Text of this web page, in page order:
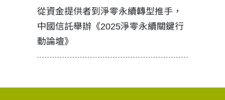
永續轉型推手，
淨零永續關鍵行
如何守護每個生命的轉折點？ 醫務社
工改變病患命運的真實故事